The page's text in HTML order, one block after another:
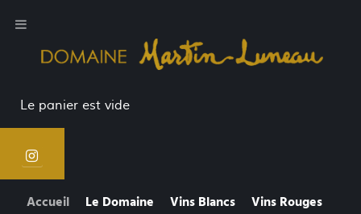
Le panier est vide
Accueil Le Domaine Vins Blancs
Vins Rouges